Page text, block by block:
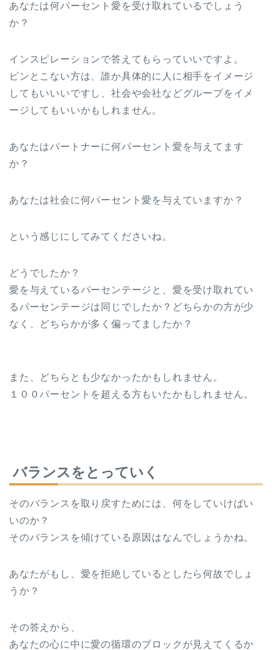
あなたは何パーセント愛を受け取れているでしょう
か？
インスピレーションで答えてもらっていいですよ。
ピンとこない方は、誰か具体的に人に相手をイメージ
してもいいいですし、社会や会社などグループをイメ
ージしてもいいかもしれません。
あなたはパートナーに何パーセント愛を与えてます
か？
あなたは社会に何パーセント愛を与えていますか？
という感じにしてみてくださいね。
どうでしたか？
愛を与えているパーセンテージと、愛を受け取れてい
るパーセンテージは同じでしたか？どちらかの方が少
なく、どちらかが多く偏ってましたか？
また、どちらとも少なかったかもしれません。
１００パーセントを超える方もいたかもしれません。
バランスをとっていく
そのバランスを取り戻すためには、何をしていけばい
いのか？
そのバランスを傾けている原因はなんでしょうかね。
あなたがもし、愛を拒絶しているとしたら何故でしょ
うか？
その答えから、
あなたの心に中に愛の循環のブロックが見えてくるか